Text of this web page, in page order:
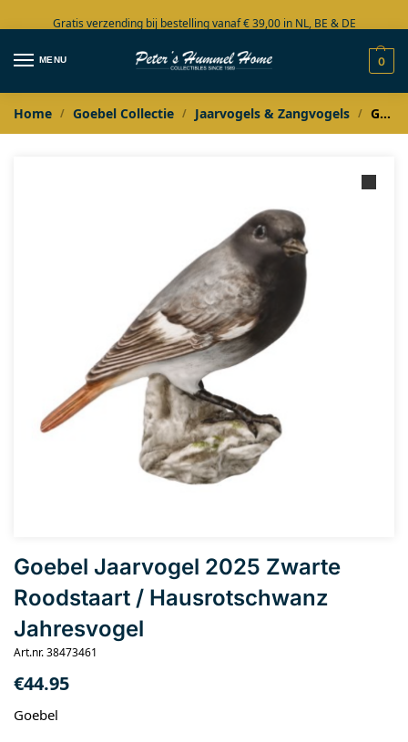
Gratis verzending bij bestelling vanaf € 39,00 in NL, BE & DE
Grote collectie in voorraad
MENU 0
Home / Goebel Collectie / Jaarvogels & Zangvogels / Goebel Jaarvogel 2025 Zwarte Roodstaart / Hausrotschwanz Jahresvogel
Goebel Jaarvogel 2025 Zwarte
Roodstaart / Hausrotschwanz
Jahresvogel
Art.nr. 38473461
€44.95
Goebel